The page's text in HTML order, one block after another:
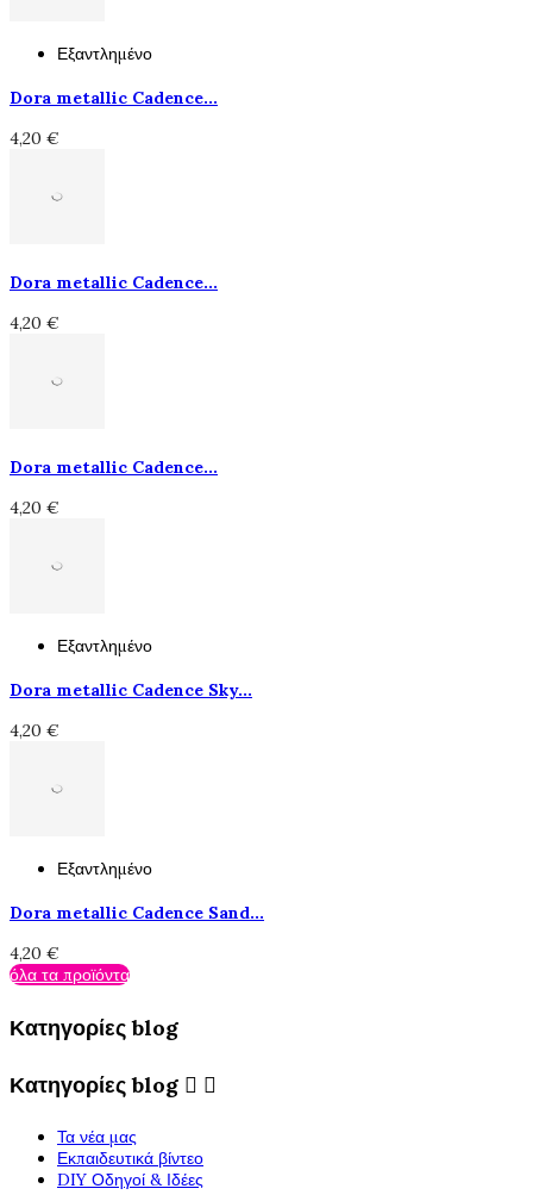
Εξαντλημένο
Dora metallic Cadence...
4,20 €
Dora metallic Cadence...
4,20 €
Dora metallic Cadence...
4,20 €
Εξαντλημένο
Dora metallic Cadence Sky...
4,20 €
Εξαντλημένο
Dora metallic Cadence Sand...
4,20 €
όλα τα προϊόντα
Κατηγορίες blog
Κατηγορίες blog  
Τα νέα μας
Εκπαιδευτικά βίντεο
DIY Οδηγοί & Ιδέες